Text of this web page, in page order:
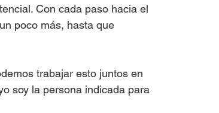
Con cada paso hacia el
poco más, hasta que
trabajar esto juntos en
soy la persona indicada para